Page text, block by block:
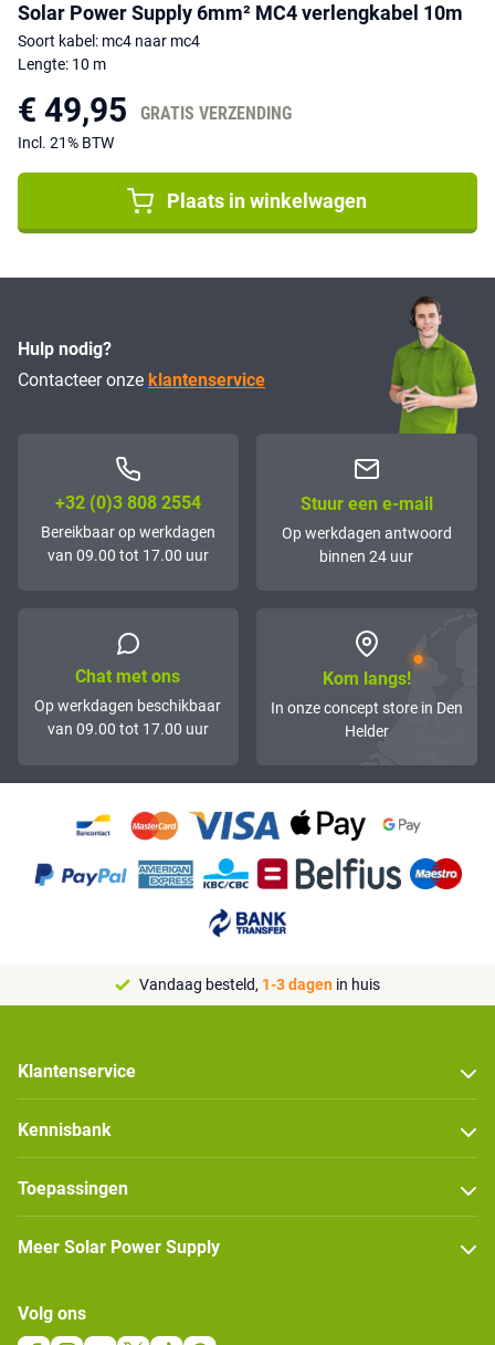
Solar Power Supply 6mm² MC4 verlengkabel 10m
Soort kabel: mc4 naar mc4
Lengte: 10 m
€ 49,95 GRATIS VERZENDING
Incl. 21% BTW
Plaats in winkelwagen
Hulp nodig?
Contacteer onze klantenservice
+32 (0)3 808 2554
Bereikbaar op werkdagen
van 09.00 tot 17.00 uur
Stuur een e-mail
Op werkdagen antwoord
binnen 24 uur
Chat met ons
Op werkdagen beschikbaar
van 09.00 tot 17.00 uur
Kom langs!
In onze concept store in Den
Helder
Vandaag besteld, 1-3 dagen in huis
Klantenservice
Kennisbank
Toepassingen
Meer Solar Power Supply
Volg ons